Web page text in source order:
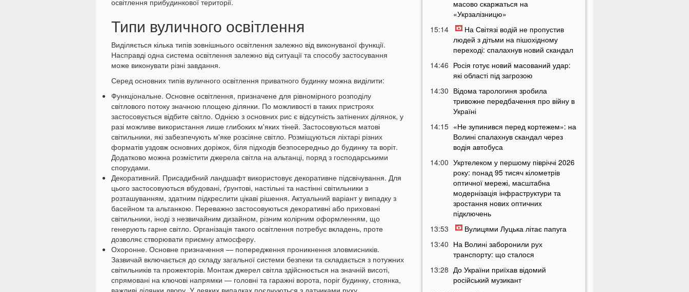
освітлення прибудинкової території.
Типи вуличного освітлення
Виділяється кілька типів зовнішнього освітлення залежно від виконуваної функції.
Насправді одна система освітлення залежно від ситуації та способу застосування
може виконувати різні завдання.
Серед основних типів вуличного освітлення приватного будинку можна виділити:
Функціональне. Основне освітлення, призначене для рівномірного розподілу
світлового потоку значною площею ділянки. По можливості в таких пристроях
застосовується відбите світло. Однією з основних рис є відсутність затінених ділянок, у
разі можливе використання лише глибоких м'яких тіней. Застосовуються матові
світильники, які забезпечують м'яке розсіяне світло. Розміщуються ліхтарі різних
форматів уздовж основних доріжок, біля підходів безпосередньо до будинку та воріт.
Додатково можна розмістити джерела світла на альтанці, поряд з господарськими
спорудами.
Декоративний. Присадибний ландшафт використовує декоративне підсвічування. Для
цього застосовуються вбудовані, ґрунтові, настільні та настінні світильники з
розташуванням, здатним підкреслити цікаві рішення. Актуальний варіант у випадку з
басейном та альтанкою. Переважно застосовуються декоративні або приховані
світильники, іноді з незвичайним дизайном, різним колірним оформленням, що
генерують гарне світло. Організація такого освітлення потребує вкладень, проте
дозволяє створювати приємну атмосферу.
Охоронне. Основне призначення — попередження проникнення зловмисників.
Зазвичай включається до складу загальної системи безпеки та складається з потужних
світильників та прожекторів. Монтаж джерел світла здійснюється на значній висоті,
спрямовані на ключові напрямки — головні та гаражні ворота, поріг будинку, стоянка,
масово скаржаться на
«Укрзалізницю»
15:14
На Світязі водій не пропустив
людей з дітьми на пішохідному
переході: спалахнув новий скандал
14:46 Росія готує новий масований удар:
які області під загрозою
14:30 Відома тарологиня зробила
тривожне передбачення про війну в
Україні
14:15 «Не зупинився перед кортежем»: на
Волині спалахнув скандал через
водія автобуса
14:00 Укртелеком у першому півріччі 2026
року: понад 95 тисяч кілометрів
оптичної мережі, масштабна
модернізація інфраструктури та
зростання нових оптичних
підключень
13:53
Вулицями Луцька літає папуга
13:40 На Волині заборонили рух
транспорту: що сталося
13:28 До України приїхав відомий
російський музикант